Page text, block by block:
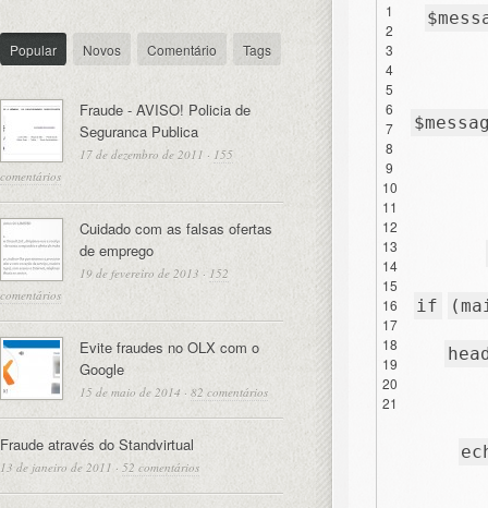
1
2
3
4
5
6
7
8
9
10
11
12
13
14
15
16
17
18
19
20
21
if
Popular Novos Comentário Tags
Fraude - AVISO! Policia de
Seguranca Publica
17 de dezembro de 2011 · 155
comentários
Cuidado com as falsas ofertas
de emprego
19 de fevereiro de 2013 · 152
comentários
Evite fraudes no OLX com o
Google
15 de maio de 2014 · 82 comentários
Fraude através do Standvirtual
13 de janeiro de 2011 · 52 comentários